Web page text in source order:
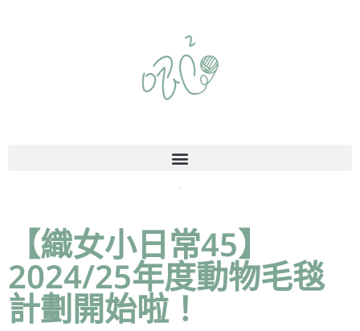
【織女小日常45】
2024/25年度動物毛毯
計劃開始啦！